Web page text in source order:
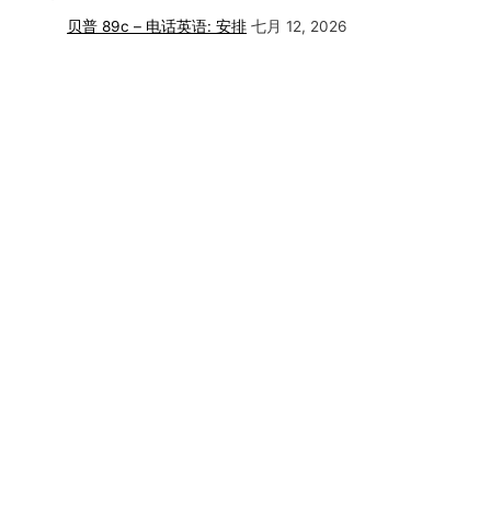
贝普 89c – 电话英语: 安排 七月 12, 2026